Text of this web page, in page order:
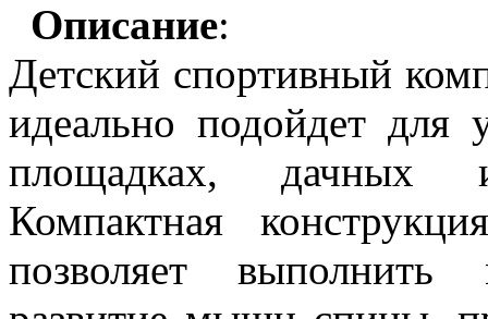
Описание:
Детский спортивный
идеально подойдет для
площадках, дачных
Компактная
позволяет